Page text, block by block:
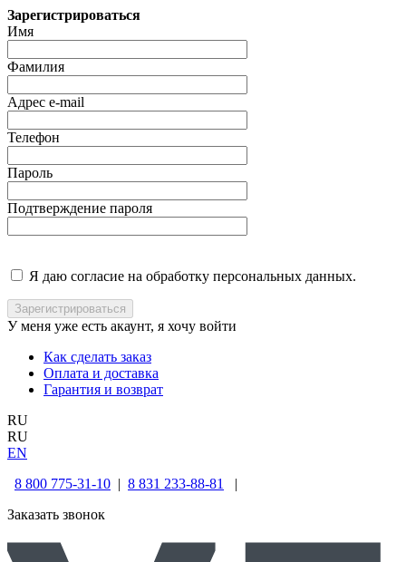
Зарегистрироваться
Имя
Фамилия
Адрес e-mail
Телефон
Пароль
Подтверждение пароля
Я даю согласие на обработку персональных данных.
У меня уже есть акаунт, я хочу войти
Как сделать заказ
Оплата и доставка
Гарантия и возврат
RU
RU
EN
8 800 775-31-10 | 8 831 233-88-81
|
Заказать звонок